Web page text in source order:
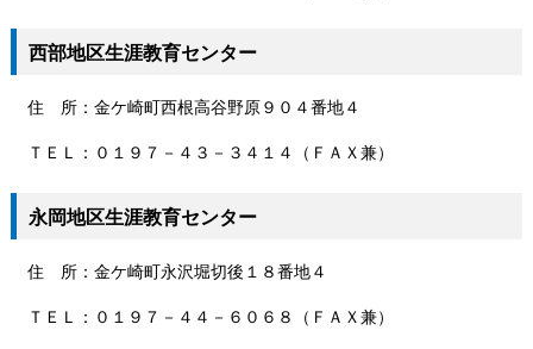
西部地区生涯教育センター
住 所：金ケ崎町西根高谷野原９０４番地４
ＴＥＬ：０１９７－４３－３４１４（ＦＡＸ兼）
永岡地区生涯教育センター
住 所：金ケ崎町永沢堀切後１８番地４
ＴＥＬ：０１９７－４４－６０６８（ＦＡＸ兼）